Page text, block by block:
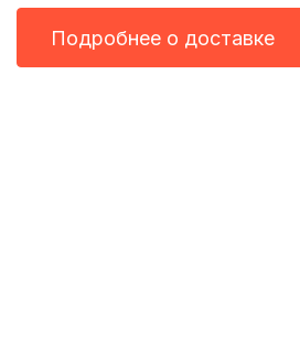
Подробнее о доставке